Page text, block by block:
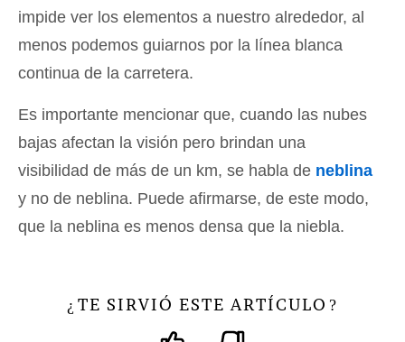
impide ver los elementos a nuestro alrededor, al
menos podemos guiarnos por la línea blanca
continua de la carretera.
Es importante mencionar que, cuando las nubes
bajas afectan la visión pero brindan una
visibilidad de más de un km, se habla de neblina
y no de neblina. Puede afirmarse, de este modo,
que la neblina es menos densa que la niebla.
¿ TE SIRVIÓ ESTE ARTÍCULO ?